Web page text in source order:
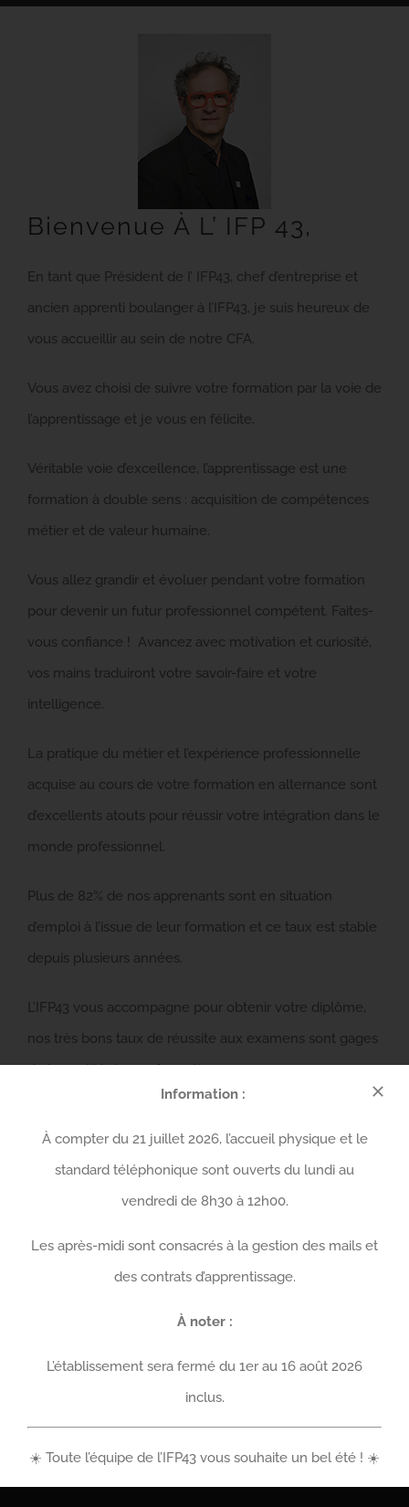
Bienvenue À L’ IFP 43,
En tant que Président de I’ IFP43, chef d’entreprise et
ancien apprenti boulanger à l’IFP43, je suis heureux de
vous accueillir au sein de notre CFA.
Vous avez choisi de suivre votre formation par la voie de
l’apprentissage et je vous en félicite.
Véritable voie d’excellence, l’apprentissage est une
formation à double sens : acquisition de compétences
métier et de valeur humaine.
Vous allez grandir et évoluer pendant votre formation
pour devenir un futur professionnel compétent. Faites-
vous confiance ! Avancez avec motivation et curiosité,
vos mains traduiront votre savoir-faire et votre
intelligence.
La pratique du métier et l’expérience professionnelle
acquise au cours de votre formation en alternance sont
d’excellents atouts pour réussir votre intégration dans le
monde professionnel.
Plus de 82% de nos apprenants sont en situation
d’emploi à l’issue de leur formation et ce taux est stable
depuis plusieurs années.
L’IFP43 vous accompagne pour obtenir votre diplôme,
nos très bons taux de réussite aux examens sont gages
de la qualité de nos formations.
accompagner et vous donner envie de vous épanouir
dans le métier que vous avez choisi.
Je vous souhaite une bonne rentrée et une bonne
Jean-Luc CHAPUIS – Président de l’IFP 43
Information :
À compter du 21 juillet 2026, l’accueil physique et le
standard téléphonique sont ouverts du lundi au
vendredi de 8h30 à 12h00.
Les après-midi sont consacrés à la gestion des mails et
des contrats d’apprentissage.
À noter :
L’établissement sera fermé du 1er au 16 août 2026
inclus.
☀️ Toute l’équipe de l’IFP43 vous souhaite un bel été ! ☀️